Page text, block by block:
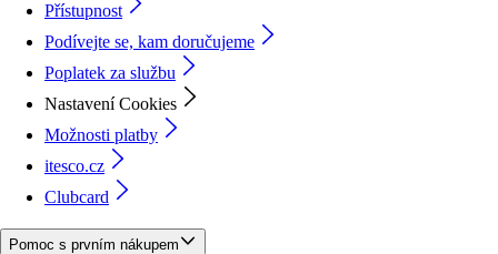
Přístupnost
Podívejte se, kam doručujeme
Poplatek za službu
Nastavení Cookies
Možnosti platby
itesco.cz
Clubcard
Pomoc s prvním nákupem